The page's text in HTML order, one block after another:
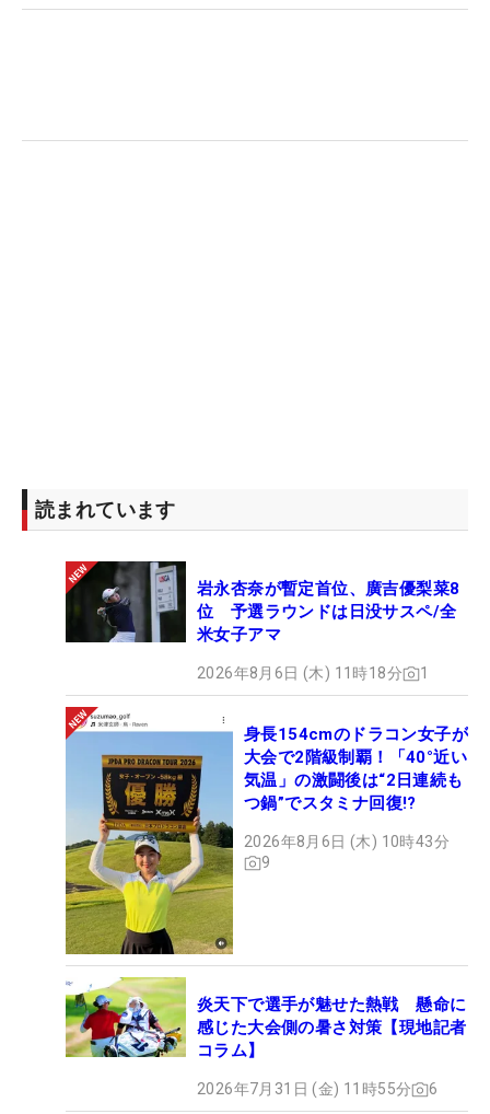
年にしたい。最後に「失敗を恐れない」と一言。一
読まれています
岩永杏奈が暫定首位、廣吉優梨菜8
位 予選ラウンドは日没サスペ/全
米女子アマ
2026年8月6日 (木) 11時18分 1
身長154cmのドラコン女子が
大会で2階級制覇！「40°近い
気温」の激闘後は“2日連続も
つ鍋”でスタミナ回復!?
2026年8月6日 (木) 10時43分
9
炎天下で選手が魅せた熱戦 懸命に
感じた大会側の暑さ対策【現地記者
コラム】
2026年7月31日 (金) 11時55分 6